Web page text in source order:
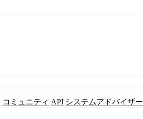
コミュニティ API システムアドバイザー